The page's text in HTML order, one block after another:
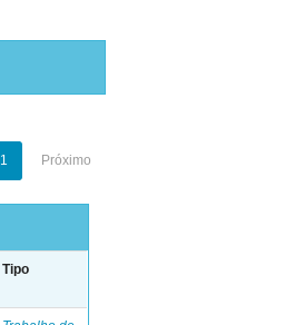
1 Próximo
Tipo